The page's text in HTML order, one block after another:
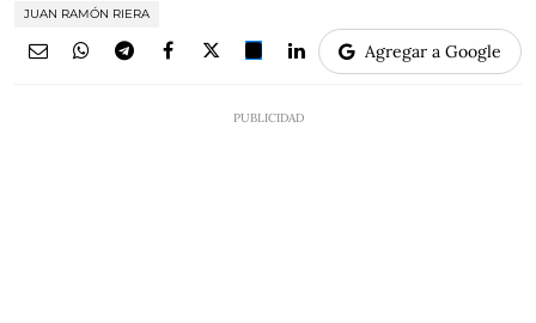
JUAN RAMÓN RIERA
Agregar a Google